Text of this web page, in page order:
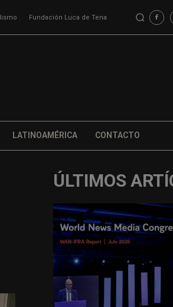
Fundación Luca de Tena
LATINOAMÉRICA CONTACTO
ÚLTIMOS